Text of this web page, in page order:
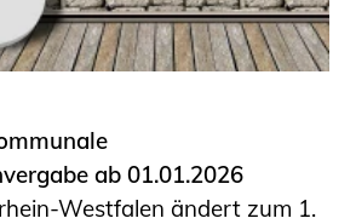
ab 01.01.2026
Westfalen ändert zum 1.